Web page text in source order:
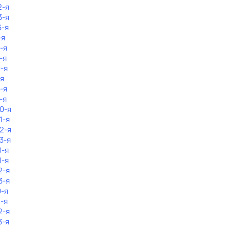
я
я
я
я
я
я
я
я
я
я
я
я
я
я
я
я
я
я
я
я